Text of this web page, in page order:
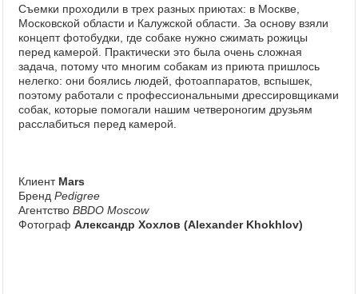
Видеотоп
Съемки проходили в трех разных приютах: в Москве,
Московской области и Калужской области. За основу взяли
концепт фотобудки, где собаке нужно сжимать рожицы
перед камерой. Практически это была очень сложная
задача, потому что многим собакам из приюта пришлось
нелегко: они боялись людей, фотоаппаратов, вспышек,
поэтому работали с профессиональными дрессировщиками
собак, которые помогали нашим четвероногим друзьям
расслабиться перед камерой.
Клиент Mars
Бренд Pedigree
Агентство BBDO Moscow
Фотограф Александр Хохлов (Alexander Khokhlov)